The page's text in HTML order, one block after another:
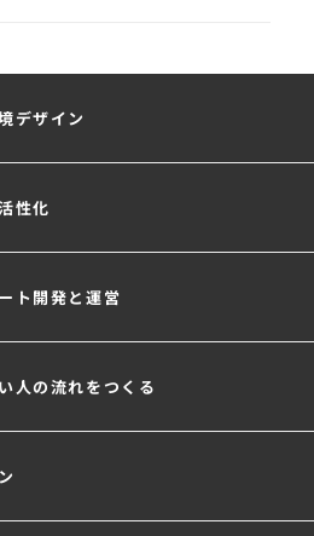
デザイン
性化
ト開発と運営
人の流れをつくる